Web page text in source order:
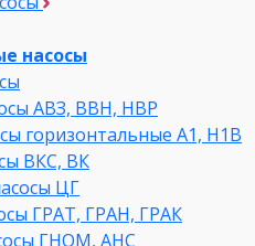
насосы
АВЗ, ВВН, НВР
горизонтальные А1, Н1В
ВКС, ВК
ЦГ
ГРАТ, ГРАН, ГРАК
ГНОМ, АНС